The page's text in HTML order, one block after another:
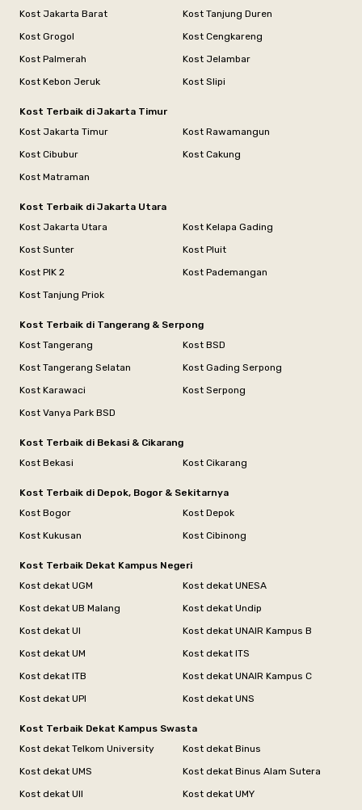
Kost Jakarta Barat
Kost Tanjung Duren
Kost Grogol
Kost Cengkareng
Kost Palmerah
Kost Jelambar
Kost Kebon Jeruk
Kost Slipi
Kost Terbaik di Jakarta Timur
Kost Jakarta Timur
Kost Rawamangun
Kost Cibubur
Kost Cakung
Kost Matraman
Kost Terbaik di Jakarta Utara
Kost Jakarta Utara
Kost Kelapa Gading
Kost Sunter
Kost Pluit
Kost PIK 2
Kost Pademangan
Kost Tanjung Priok
Kost Terbaik di Tangerang & Serpong
Kost Tangerang
Kost BSD
Kost Tangerang Selatan
Kost Gading Serpong
Kost Karawaci
Kost Serpong
Kost Vanya Park BSD
Kost Terbaik di Bekasi & Cikarang
Kost Bekasi
Kost Cikarang
Kost Terbaik di Depok, Bogor & Sekitarnya
Kost Bogor
Kost Depok
Kost Kukusan
Kost Cibinong
Kost Terbaik Dekat Kampus Negeri
Kost dekat UGM
Kost dekat UNESA
Kost dekat UB Malang
Kost dekat Undip
Kost dekat UI
Kost dekat UNAIR Kampus B
Kost dekat UM
Kost dekat ITS
Kost dekat ITB
Kost dekat UNAIR Kampus C
Kost dekat UPI
Kost dekat UNS
Kost Terbaik Dekat Kampus Swasta
Kost dekat Telkom University
Kost dekat Binus
Kost dekat UMS
Kost dekat Binus Alam Sutera
Kost dekat UII
Kost dekat UMY